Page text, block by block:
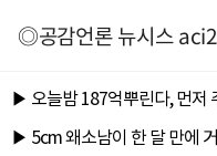
◎공감언론 뉴시스